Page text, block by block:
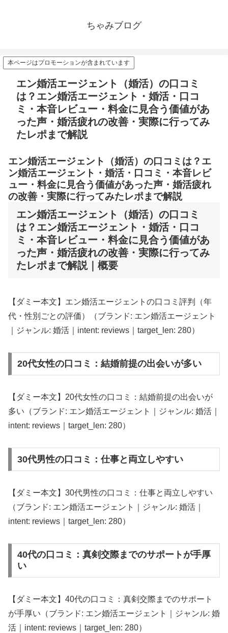
ちゃみブログ
本ページはプロモーションが含まれています
エン婚活エージェント（婚活）の口コミ
は？エン婚活エージェント・婚活・口コ
ミ・本音レビュー・料金に見合う価値があ
った声・婚活疲れの改善・実際に行ってみ
たレポまで解説
エン婚活エージェント（婚活）の口コミは？エ
ン婚活エージェント・婚活・口コミ・本音レビ
ュー・料金に見合う価値があった声・婚活疲れ
の改善・実際に行ってみたレポまで解説
エン婚活エージェント（婚活）の口コミ
は？エン婚活エージェント・婚活・口コ
ミ・本音レビュー・料金に見合う価値があ
った声・婚活疲れの改善・実際に行ってみ
たレポまで解説｜概要
【ダミー本文】エン婚活エージェントの口コミ評判（年
代・性別ごとの評価）（ブランド: エン婚活エージェント
｜ジャンル: 婚活｜intent: reviews｜target_len: 280）
20代女性の口コミ：結婚前提の出会いが多い
【ダミー本文】20代女性の口コミ：結婚前提の出会いが
多い（ブランド: エン婚活エージェント｜ジャンル: 婚活｜
intent: reviews｜target_len: 280）
30代男性の口コミ：仕事と両立しやすい
【ダミー本文】30代男性の口コミ：仕事と両立しやすい
（ブランド: エン婚活エージェント｜ジャンル: 婚活｜
intent: reviews｜target_len: 280）
40代の口コミ：真剣交際までのサポートが手厚
い
【ダミー本文】40代の口コミ：真剣交際までのサポート
が手厚い（ブランド: エン婚活エージェント｜ジャンル: 婚
活｜intent: reviews｜target_len: 280）